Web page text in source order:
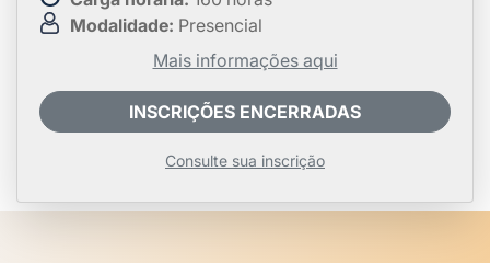
Modalidade: Presencial
Mais informações aqui
INSCRIÇÕES ENCERRADAS
Consulte sua inscrição